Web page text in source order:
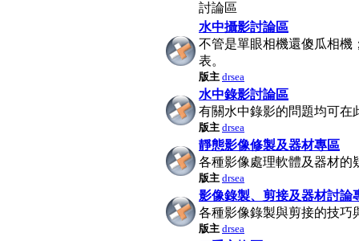
討論區
水中攝影討論區
不管是單眼相機還傻瓜相機
表。
版主 drsea
水中錄影討論區
有關水中錄影的問題均可在
版主 drsea
靜態影像修製及器材專區
各種影像處理軟體及器材的
版主 drsea
影像錄製、剪接及器材討論
各種影像錄製與剪接的技巧
版主 drsea